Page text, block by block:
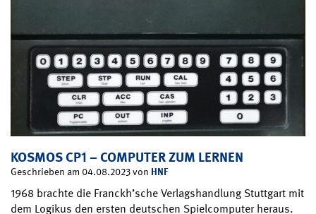
KOSMOS CP1 – COMPUTER ZUM LERNEN
Geschrieben am 04.08.2023 von HNF
1968 brachte die Franckh’sche Verlagshandlung Stuttgart mit
dem Logikus den ersten deutschen Spielcomputer heraus.